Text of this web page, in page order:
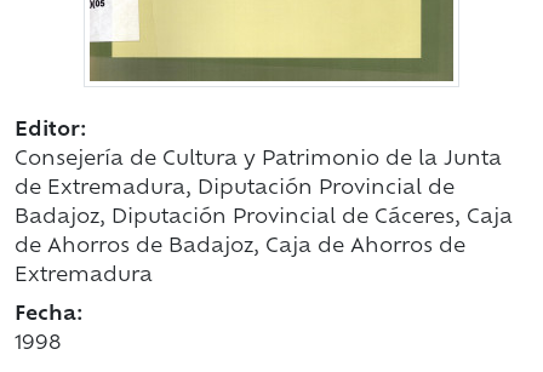
Editor:
Consejería de Cultura y Patrimonio de la Junta
de Extremadura, Diputación Provincial de
Badajoz, Diputación Provincial de Cáceres, Caja
de Ahorros de Badajoz, Caja de Ahorros de
Extremadura
Fecha:
1998